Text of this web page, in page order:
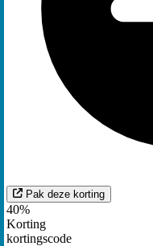
Pak deze korting
40%
Korting
kortingscode